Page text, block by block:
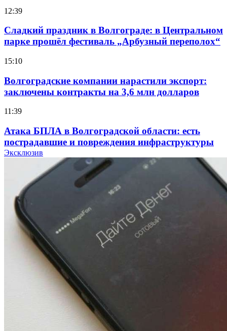
12:39
Сладкий праздник в Волгограде: в Центральном
парке прошёл фестиваль „Арбузный переполох“
15:10
Волгоградские компании нарастили экспорт:
заключены контракты на 3,6 млн долларов
11:39
Атака БПЛА в Волгоградской области: есть
пострадавшие и повреждения инфраструктуры
Волгоградские вузы в топе зарплатного
рейтинга: ВолгГТУ и ВолгГМУ вошли в топ‑15
для химической отрасли и фармацевтики
18:39
В Красноармейском районе Волгограда стартует
конкурс на ремонт моста через Волго‑Донской
судоходный канал
Фестиваль #ТриЧетыре в Волгограде пройдёт
11–13 сентября в рамках Года единства народов
Эксклюзив